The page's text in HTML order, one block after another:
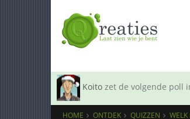
Koito zet de volgende poll
HOME ONTDEK QUIZZEN WELK